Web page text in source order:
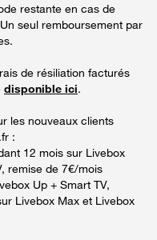
restante en cas de
seul remboursement par
de résiliation facturés
disponible ici.
les nouveaux clients
:
12 mois sur Livebox
remise de 7€/mois
Up + Smart TV,
Livebox Max et Livebox